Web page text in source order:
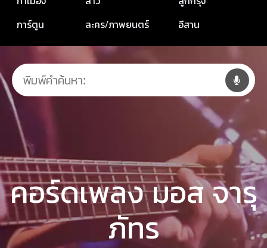
การ์ตูน
ละคร/ภาพยนตร์ อีสาน
คอร์ดเพลง มอส จารุ
ภัทร